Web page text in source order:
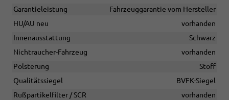
Garantieleistung
Fahrzeuggarantie vom Hersteller
HU/AU neu
vorhanden
Innenausstattung
Schwarz
Nichtraucher-Fahrzeug
vorhanden
Polsterung
Stoff
Qualitätssiegel
BVFK-Siegel
Rußpartikelfilter / SCR
vorhanden